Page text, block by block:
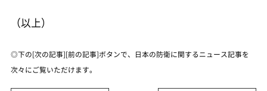
（以上）
◎下の[次の記事][前の記事]ボタンで、日本の防衛に関するニュース記事を
次々にご覧いただけます。